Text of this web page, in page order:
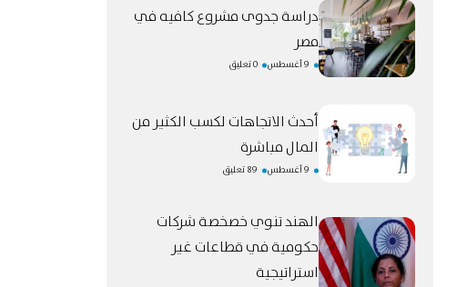
دراسة جدوى مشروع كافيه في
مصر
9 أغسطس 0 تعليق
أحدث الاتجاهات لكسب الكثير من
المال مباشرة
9 أغسطس 89 تعليق
الهند تنوي خصخصة شركات
حكومية في قطاعات غير
استراتيجية